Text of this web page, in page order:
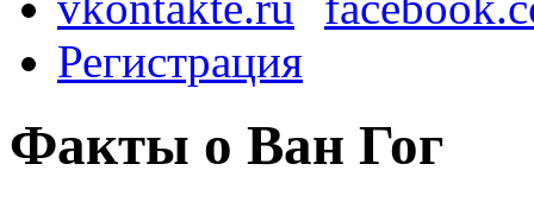
Регистрация
Факты о Ван Гог